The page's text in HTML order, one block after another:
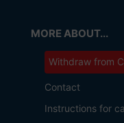
MORE ABOUT...
Withdraw from
Contact
Instructions for